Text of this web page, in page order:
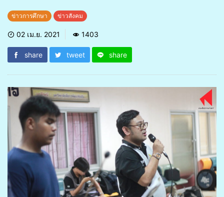
ข่าวการศึกษา ข่าวสังคม
02 เม.ย. 2021 1403
share tweet share